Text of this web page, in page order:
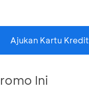
Ajukan Kartu Kredit
Ini